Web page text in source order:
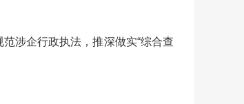
涉企行政执法，推深做实“综合查